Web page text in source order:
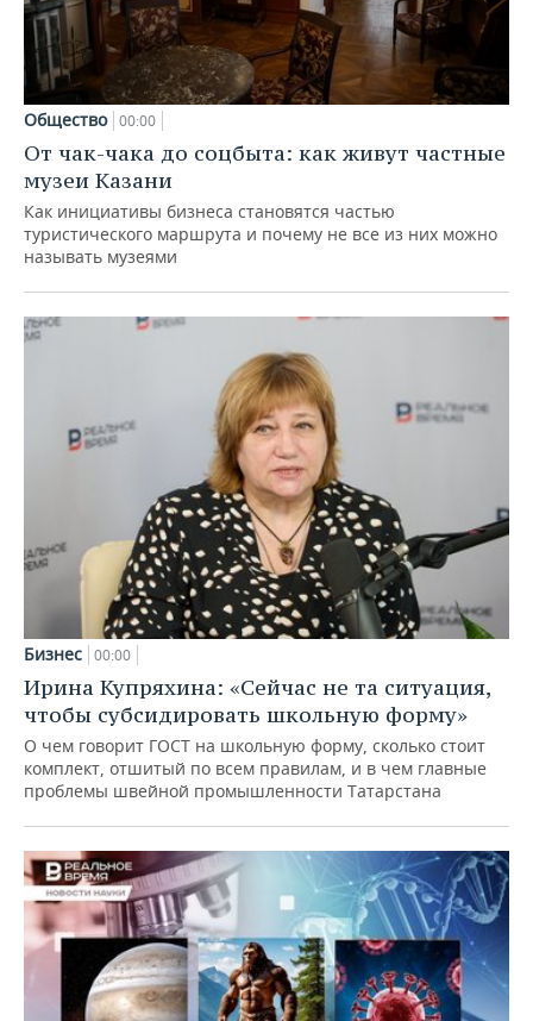
Общество 00:00
От чак-чака до соцбыта: как живут частные
музеи Казани
Как инициативы бизнеса становятся частью
туристического маршрута и почему не все из них можно
называть музеями
Бизнес 00:00
Ирина Купряхина: «Сейчас не та ситуация,
чтобы субсидировать школьную форму»
О чем говорит ГОСТ на школьную форму, сколько стоит
комплект, отшитый по всем правилам, и в чем главные
проблемы швейной промышленности Татарстана